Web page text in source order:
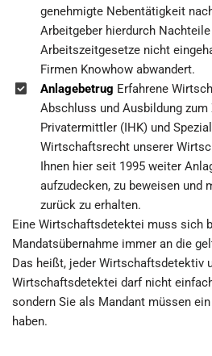
genehmigte Nebentätigkeit
Arbeitgeber hierdurch Nachteile
Arbeitszeitgesetze nicht
Firmen Knowhow abwandert.
Anlagebetrug Erfahrene
Abschluss und Ausbildung zum
Privatermittler (IHK) und
Wirtschaftsrecht unserer
Ihnen hier seit 1995 weiter
aufzudecken, zu beweisen und
zurück zu erhalten.
Eine Wirtschaftsdetektei muss sich
Mandatsübernahme immer an die
Das heißt, jeder Wirtschaftsdetektiv
Wirtschaftsdetektei darf nicht
sondern Sie als Mandant müssen ein
haben.